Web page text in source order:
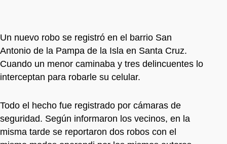
Un nuevo robo se registró en el barrio San
Antonio de la Pampa de la Isla en Santa Cruz.
Cuando un menor caminaba y tres delincuentes lo
interceptan para robarle su celular.
Todo el hecho fue registrado por cámaras de
seguridad. Según informaron los vecinos, en la
misma tarde se reportaron dos robos con el